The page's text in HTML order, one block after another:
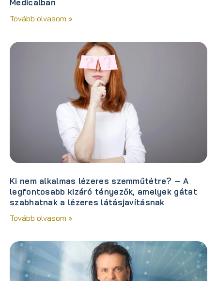
Medicalban
Tovább olvasom »
Ki nem alkalmas lézeres szemműtétre? – A
legfontosabb kizáró tényezők, amelyek gátat
szabhatnak a lézeres látásjavításnak
Tovább olvasom »